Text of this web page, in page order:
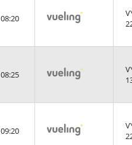
08:20
08:25
09:20